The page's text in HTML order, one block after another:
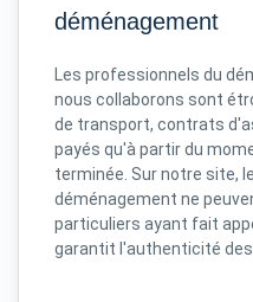
déménagement
Les professionnels du
nous collaborons sont
de transport, contrats
payés qu'à partir du
terminée. Sur notre site,
déménagement ne
particuliers ayant fait
garantit l'authenticité des